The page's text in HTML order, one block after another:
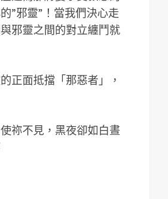
”邪靈”！當我們決心走
邪靈之間的對立纏鬥就
正面抵擋「那惡者」，
祢不見，黑夜卻如白晝